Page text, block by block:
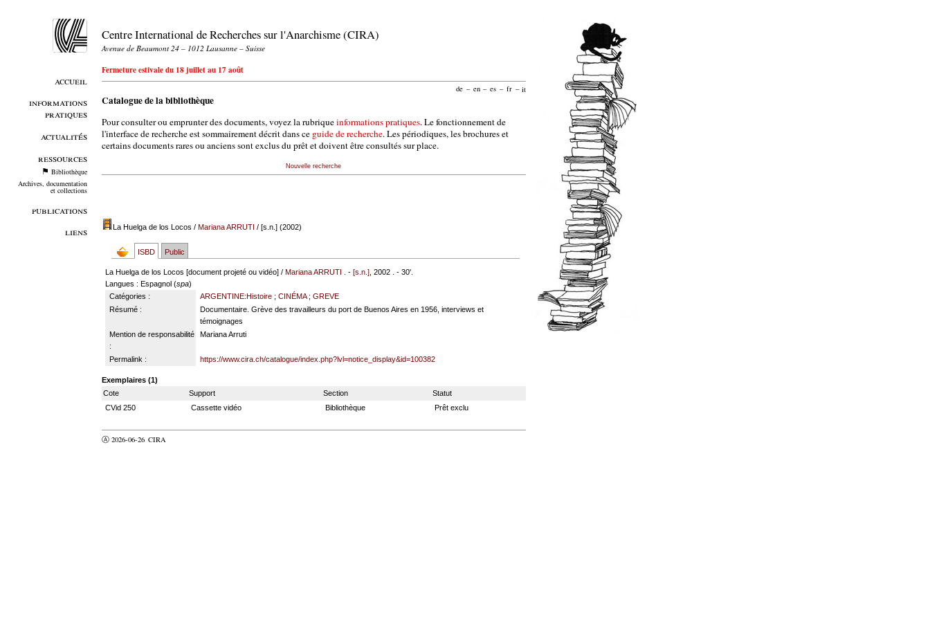
accueil
informations
pratiques
actualités
ressources
Bibliothèque
Archives, documentation
et collections
publications
liens
Centre International de Recherches sur l'Anarchisme (CIRA)
Avenue de Beaumont 24 – 1012 Lausanne – Suisse
Fermeture estivale du 18 juillet au 17 août
de – en – es – fr – it
Catalogue de la bibliothèque
Pour consulter ou emprunter des documents, voyez la rubriqueinformations pratiques. Le fonctionnement de
l'interface de recherche est sommairement décrit dans ce guide de recherche. Les périodiques, les brochures et
certains documents rares ou anciens sont exclus du prêt et doivent être consultés sur place.
Nouvelle recherche
La Huelga de los Locos / Mariana ARRUTI / [s.n.] (2002)
ISBD Public
La Huelga de los Locos [document projeté ou vidéo] /Mariana ARRUTI . -[s.n.] , 2002 . - 30'.
Langues : Espagnol (spa)
Catégories :
ARGENTINE:Histoire; CINÉMA; GREVE
Résumé :
Documentaire. Grève des travailleurs du port de Buenos Aires en 1956, interviews et
témoignages
Mention de responsabilité
:
Mariana Arruti
Permalink : https://www.cira.ch/catalogue/index.php?lvl=notice_display&id=100382
Exemplaires (1)
Cote
Support Section
Statut
CVid 250
Cassette vidéo Bibliothèque Prêt exclu
Ⓐ 2026-06-26 CIRA